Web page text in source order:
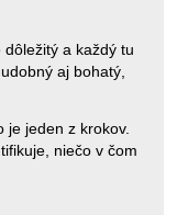
a každý tu
aj bohatý,
je jeden z krokov.
niečo v čom